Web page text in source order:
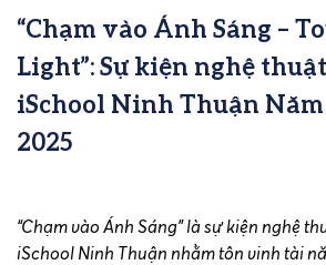
“Chạm vào Ánh Sáng –
Light”: Sự kiện nghệ
iSchool Ninh Thuận Năm
2025
“Chạm vào Ánh Sáng” là sự kiện nghệ
iSchool Ninh Thuận nhằm tôn vinh tài